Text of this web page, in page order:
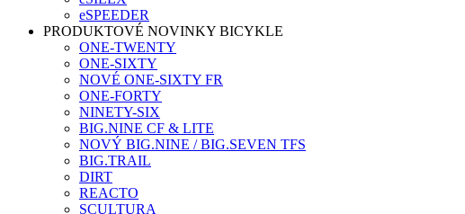
eSPEEDER
PRODUKTOVÉ NOVINKY BICYKLE
ONE-TWENTY
ONE-SIXTY
NOVÉ ONE-SIXTY FR
ONE-FORTY
NINETY-SIX
BIG.NINE CF & LITE
NOVÝ BIG.NINE / BIG.SEVEN TFS
BIG.TRAIL
DIRT
REACTO
SCULTURA